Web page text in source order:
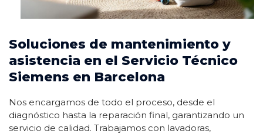
Soluciones de mantenimiento y
asistencia en el Servicio Técnico
Siemens en Barcelona
Nos encargamos de todo el proceso, desde el
diagnóstico hasta la reparación final, garantizando un
servicio de calidad. Trabajamos con lavadoras,